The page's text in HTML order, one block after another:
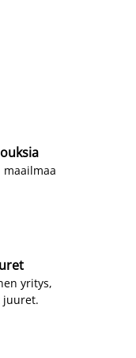
maailmaa
yritys,
juuret.